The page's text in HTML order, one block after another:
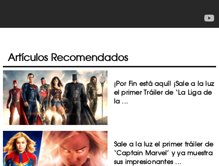
Artículos Recomendados
¡Por Fin está aquí! ¡Sale a la luz
el primer Tráiler de ‘La Liga de
la ...
Sale a la luz el primer tráiler de
‘Captain Marvel’ y ya muestra
sus impresionantes ...